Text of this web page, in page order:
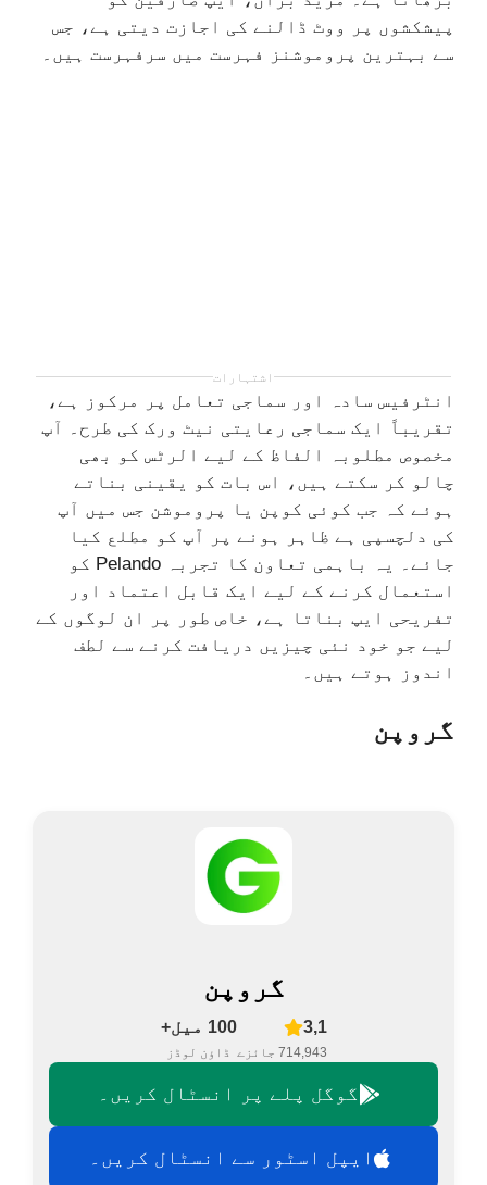
پیشکشوں پر ووٹ ڈالنے کی اجازت دیتی ہے، جس
سے بہترین پروموشنز فہرست میں سرفہرست ہیں۔
اشتہارات
انٹرفیس سادہ اور سماجی تعامل پر مرکوز ہے،
تقریباً ایک سماجی رعایتی نیٹ ورک کی طرح۔ آپ
مخصوص مطلوبہ الفاظ کے لیے الرٹس کو بھی
چالو کر سکتے ہیں، اس بات کو یقینی بناتے
ہوئے کہ جب کوئی کوپن یا پروموشن جس میں آپ
کی دلچسپی ہے ظاہر ہونے پر آپ کو مطلع کیا
جائے۔ یہ باہمی تعاون کا تجربہ Pelando کو
استعمال کرنے کے لیے ایک قابل اعتماد اور
تفریحی ایپ بناتا ہے، خاص طور پر ان لوگوں کے
لیے جو خود نئی چیزیں دریافت کرنے سے لطف
اندوز ہوتے ہیں۔
گروپن
گروپن
3,1
714,943 جائزے
100 میل+
ڈاؤن لوڈز
گوگل پلے پر انسٹال کریں۔
ایپل اسٹور سے انسٹال کریں۔